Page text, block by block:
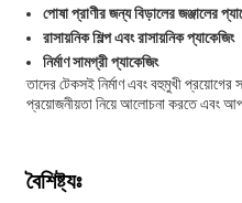
পোষা প্রাণীর জন্য বিড়ালের জঞ্জালের
রাসায়নিক শিল্প এবং রাসায়নিক প্যাকেজিং
নির্মাণ সামগ্রী প্যাকেজিং
তাদের টেকসই নির্মাণ এবং বহুমুখী
প্রয়োজনীয়তা নিয়ে আলোচনা করতে এবং
বৈশিষ্ট্যঃ